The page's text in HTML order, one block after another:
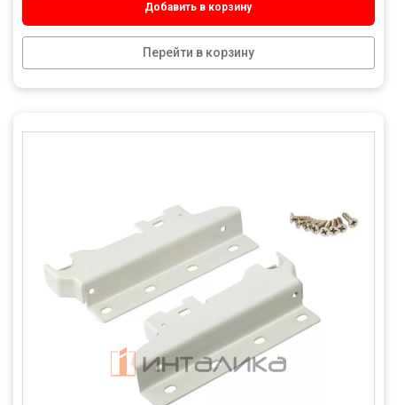
Добавить в корзину
Перейти в корзину